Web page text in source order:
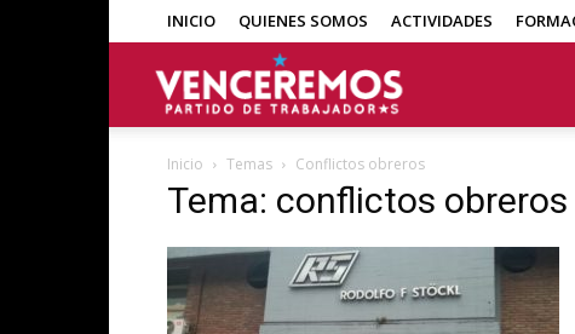
INICIO QUIENES SOMOS ACTIVIDADES
Inicio Temas Conflictos obreros
Tema: conflictos obreros